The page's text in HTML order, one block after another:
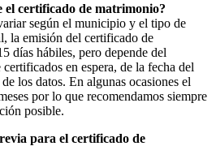
el certificado de matrimonio?
según el municipio y el tipo de
la emisión del certificado de
días hábiles, pero depende del
en espera, de la fecha del
los datos. En algunas ocasiones el
por lo que recomendamos siempre
posible.
para el certificado de